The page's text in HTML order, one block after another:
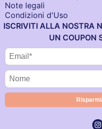
Note legali
Condizioni d'Uso
ISCRIVITI ALLA NOSTRA
UN COUPON